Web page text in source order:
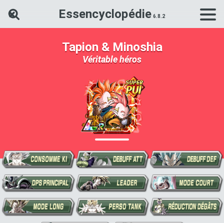
Essencyclopédie
Rechercher une carte Dokkan
Tapion & Minoshia
Véritable héros